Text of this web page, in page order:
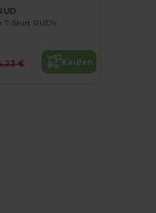
T-Shirt RUDY
€ Kaufen